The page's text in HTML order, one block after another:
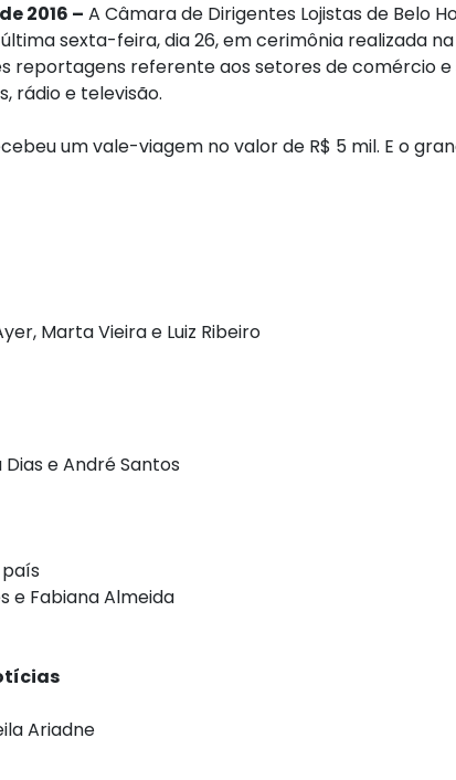
2016 – A Câmara de Dirigentes Lojistas de Belo
sexta-feira, dia 26, em cerimônia realizada
reportagens referente aos setores de comércio
rádio e televisão.
um vale-viagem no valor de R$ 5 mil. E o
Marta Vieira e Luiz Ribeiro
e André Santos
e Fabiana Almeida
Ariadne